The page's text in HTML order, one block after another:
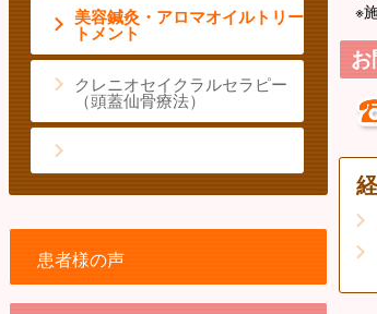
美容鍼灸・アロマオイルトリー
トメント
クレニオセイクラルセラピー
（頭蓋仙骨療法）
患者様の声
※